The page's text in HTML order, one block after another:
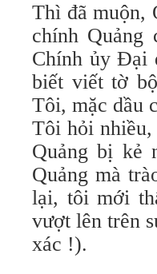
Thì đã muộn,
chính Quảng
Chính ủy Đại
biết viết tờ
Tôi, mặc dầu
Tôi hỏi
Quảng bị kẻ
Quảng mà
lại, tôi mới
vượt lên trên
xác !).